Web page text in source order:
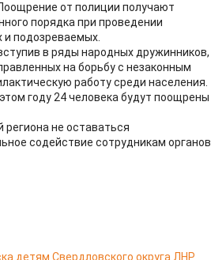
от полиции получают
порядка при проведении
подозреваемых.
в ряды народных дружинников,
на борьбу с незаконным
работу среди населения.
году 24 человека будут поощрены
региона не оставаться
содействие сотрудникам органов
детям Свердловского округа ЛНР